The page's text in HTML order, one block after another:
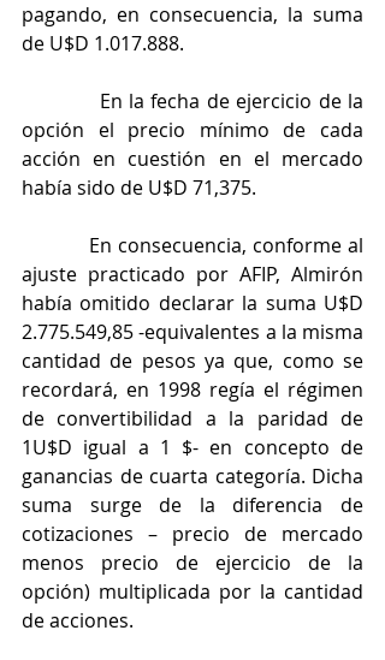
pagando, en consecuencia, la suma
de U$D 1.017.888.
opción el precio mínimo de cada
acción en cuestión en el mercado
había sido de U$D 71,375.
ajuste practicado por AFIP, Almirón
había omitido declarar la suma U$D
2.775.549,85 -equivalentes a la misma
cantidad de pesos ya que, como se
recordará, en 1998 regía el régimen
de convertibilidad a la paridad de
1U$D igual a 1 $- en concepto de
ganancias de cuarta categoría. Dicha
suma surge de la diferencia de
cotizaciones – precio de mercado
menos precio de ejercicio de la
opción) multiplicada por la cantidad
de acciones.